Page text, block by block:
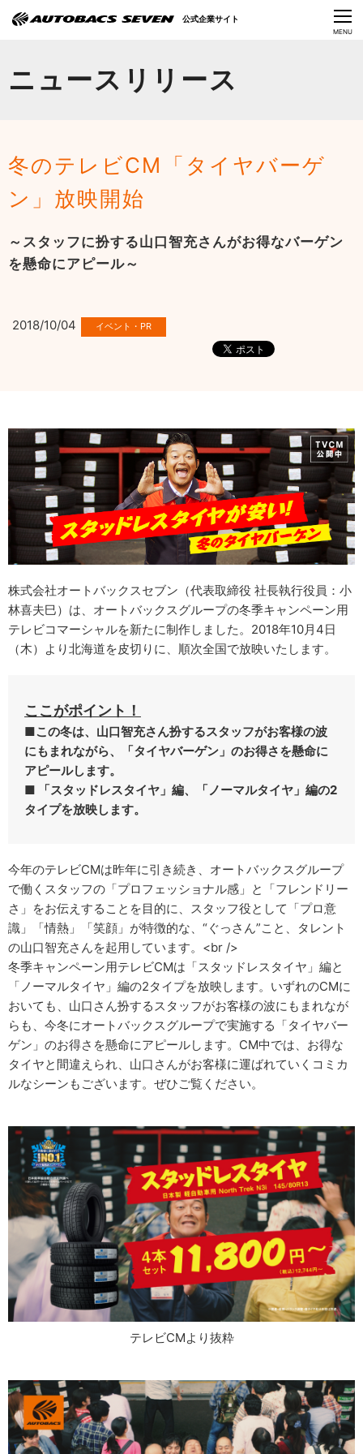
CLOSE
MENU
ニュースリリース
冬のテレビCM「タイヤバーゲ
ン」放映開始
～スタッフに扮する山口智充さんがお得なバーゲン
を懸命にアピール～
2018/10/04
株式会社オートバックスセブン（代表取締役 社長執行役員：小
林喜夫巳）は、オートバックスグループの冬季キャンペーン用
テレビコマーシャルを新たに制作しました。2018年10月4日
（木）より北海道を皮切りに、順次全国で放映いたします。
ここがポイント！
■この冬は、山口智充さん扮するスタッフがお客様の波
にもまれながら、「タイヤバーゲン」のお得さを懸命に
アピールします。
■ 「スタッドレスタイヤ」編、「ノーマルタイヤ」編の2
タイプを放映します。
今年のテレビCMは昨年に引き続き、オートバックスグループ
で働くスタッフの「プロフェッショナル感」と「フレンドリー
さ」をお伝えすることを目的に、スタッフ役として「プロ意
識」「情熱」「笑顔」が特徴的な、“ぐっさん”こと、タレント
の山口智充さんを起用しています。<br />
冬季キャンペーン用テレビCMは「スタッドレスタイヤ」編と
「ノーマルタイヤ」編の2タイプを放映します。いずれのCMに
おいても、山口さん扮するスタッフがお客様の波にもまれなが
らも、今冬にオートバックスグループで実施する「タイヤバー
ゲン」のお得さを懸命にアピールします。CM中では、お得な
タイヤと間違えられ、山口さんがお客様に運ばれていくコミカ
ルなシーンもございます。ぜひご覧ください。
テレビCMより抜粋
公式企業サイト
サステナビリティ
採用情報
Language